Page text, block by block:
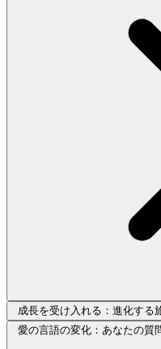
成長を受け入れる：進化する
愛の言語の変化：あなたの質